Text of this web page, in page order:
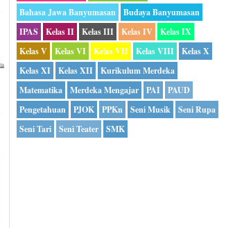
Bahasa Jawa Banyumasan
Budaya Banyumasan
IPAS
Kelas II Kelas III Kelas IV
Kelas IX
Kelas V
Kelas VI Kelas VII Kelas VIII
Kelas X
Kelas XI
Kelas XII
Kurikulum Merdeka
Matematika
Merdeka Mengajar PAI
PAUD
Pengetahuan
PJOK PPKn Seni Musik
Seni Rupa
Seni Tari
Seni Teater SMK